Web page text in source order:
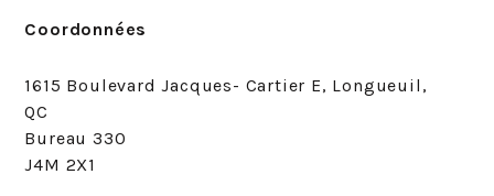
Coordonnées
1615 Boulevard Jacques- Cartier E, Longueuil,
QC
Bureau 330
J4M 2X1